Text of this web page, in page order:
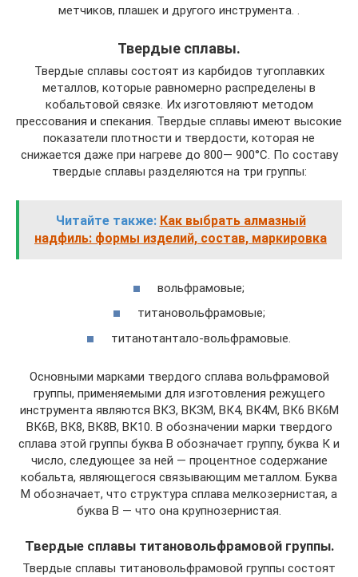
метчиков, плашек и другого инструмента. .
Твердые сплавы.
Твердые сплавы состоят из карбидов тугоплавких
металлов, которые равномерно распределены в
кобальтовой связке. Их изготовляют методом
прессования и спекания. Твердые сплавы имеют высокие
показатели плотности и твердости, которая не
снижается даже при нагреве до 800— 900°С. По составу
твердые сплавы разделяются на три группы:
Читайте также: Как выбрать алмазный
надфиль: формы изделий, состав, маркировка
вольфрамовые;
титановольфрамовые;
титанотантало-вольфрамовые.
Основными марками твердого сплава вольфрамовой
группы, применяемыми для изготовления режущего
инструмента являются ВКЗ, ВКЗМ, ВК4, ВК4М, ВК6 ВК6М
ВК6В, ВК8, ВК8В, ВК10. В обозначении марки твердого
сплава этой группы буква В обозначает группу, буква К и
число, следующее за ней — процентное содержание
кобальта, являющегося связывающим металлом. Буква
М обозначает, что структура сплава мелкозернистая, а
буква В — что она крупнозернистая.
Твердые сплавы титановольфрамовой группы.
Твердые сплавы титановольфрамовой группы состоят